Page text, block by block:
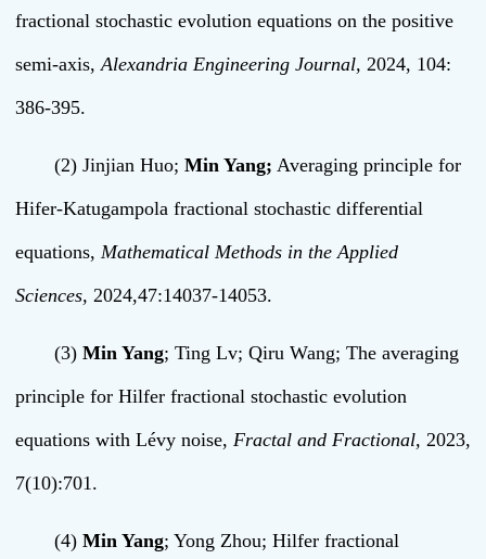
fractional stochastic evolution equations on the positive
semi-axis,Alexandria Engineering Journal, 2024, 104:
386-395.
(2) Jinjian Huo; Min Yang; Averaging principle for
Hifer-Katugampola fractional stochastic differential
equations, Mathematical Methods in the Applied
Sciences, 2024,47:14037-14053.
(3) Min Yang; Ting Lv; Qiru Wang; The averaging
principle for Hilfer fractional stochastic evolution
equations with Lévy noise, Fractal and Fractional, 2023,
7(10):701.
(4) Min Yang; Yong Zhou; Hilfer fractional